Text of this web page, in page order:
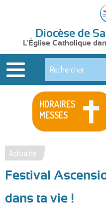
Diocèse de
L'Église Catholique
HORAIRES
MESSES
Vous
êtes
ici
Actualité
Festival
dans ta vie !